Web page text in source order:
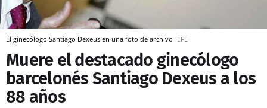
El ginecólogo Santiago Dexeus en una foto de archivo EFE
Muere el destacado ginecólogo
barcelonés Santiago Dexeus a los
88 años